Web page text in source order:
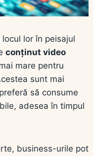
lor în peisajul
conținut video
mare pentru
sunt mai
să consume
adesea în timpul
business-urile pot